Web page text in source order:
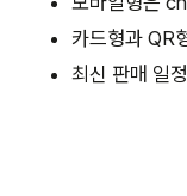
카드형과 QR
최신 판매 일